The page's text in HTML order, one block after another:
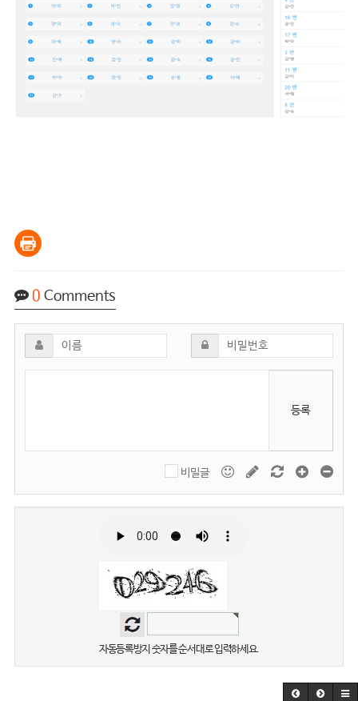
0 Comments
등록
비밀글
자동등록방지 숫자를 순서대로 입력하세요.